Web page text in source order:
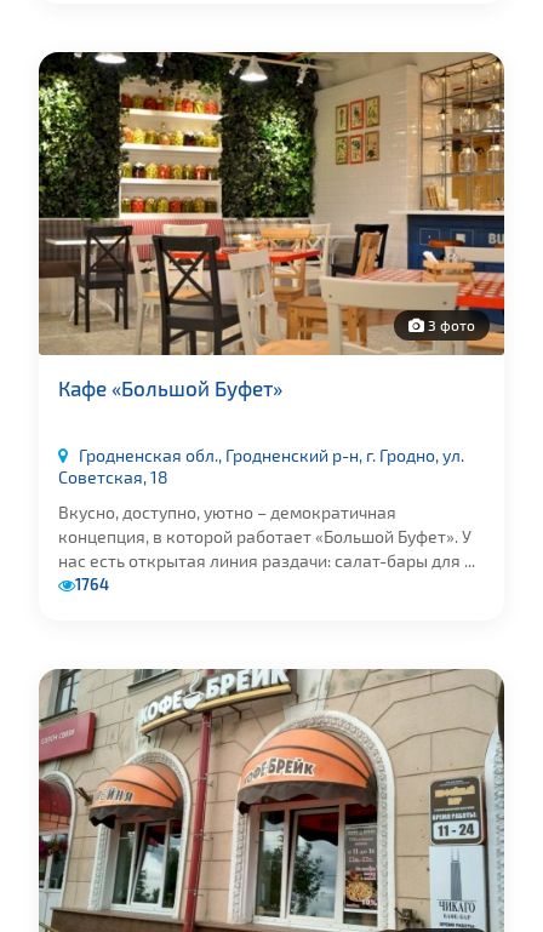
3 фото
Кафе «Большой Буфет»
Гродненская обл., Гродненский р-н, г. Гродно, ул.
Советская, 18
Вкусно, доступно, уютно – демократичная
концепция, в которой работает «Большой Буфет». У
нас есть открытая линия раздачи: салат-бары для ...
1764